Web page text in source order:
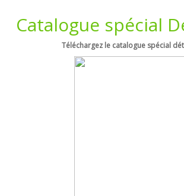
Catalogue spécial
Téléchargez le catalogue spécial